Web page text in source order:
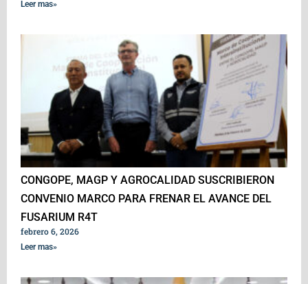
Leer mas»
CONGOPE, MAGP Y AGROCALIDAD SUSCRIBIERON
CONVENIO MARCO PARA FRENAR EL AVANCE DEL
FUSARIUM R4T
febrero 6, 2026
Leer mas»